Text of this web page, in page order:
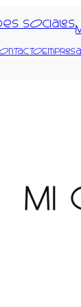
Empresa
Mi